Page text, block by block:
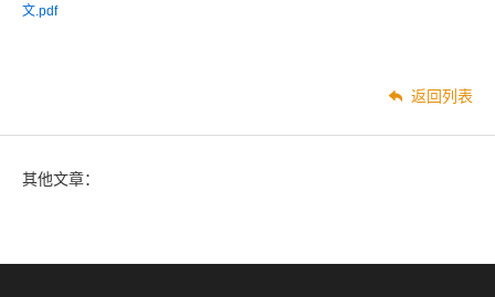
文.pdf
返回列表
其他文章：